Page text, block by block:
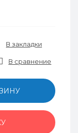
В закладки
В сравнение